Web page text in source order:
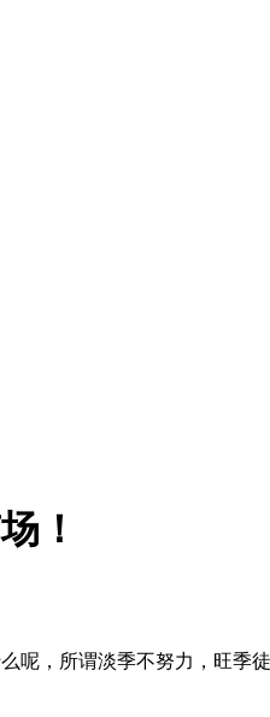
！
，所谓淡季不努力，旺季